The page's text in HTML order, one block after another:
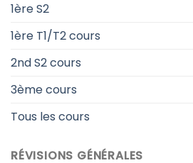
1ère S2
1ère T1/T2 cours
2nd S2 cours
3ème cours
Tous les cours
RÉVISIONS GÉNÉRALES